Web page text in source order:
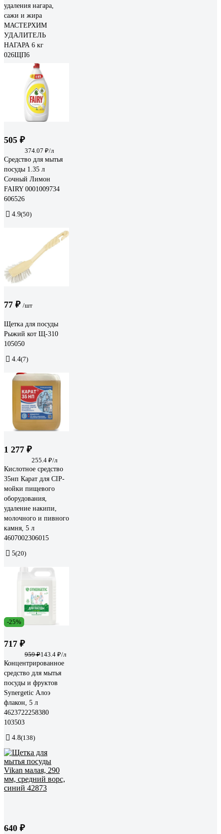
удаления нагара,
сажи и жира
МАСТЕРХИМ
УДАЛИТЕЛЬ
НАГАРА 6 кг
026ЩП6
505 ₽
374.07 ₽/л
Средство для мытья
посуды 1.35 л
Сочный Лимон
FAIRY 0001009734
606526
4.9(50)
77 ₽ /шт
Щетка для посуды
Рыжий кот Щ-310
105050
4.4(7)
1 277 ₽
255.4 ₽/л
Кислотное средство
35нп Карат для CIP-
мойки пищевого
оборудования,
удаление накипи,
молочного и пивного
камня, 5 л
4607002306015
5(20)
-25%
717 ₽
959 ₽143.4 ₽/л
Концентрированное
средство для мытья
посуды и фруктов
Synergetic Алоэ
флакон, 5 л
4623722258380
103503
4.8(138)
640 ₽